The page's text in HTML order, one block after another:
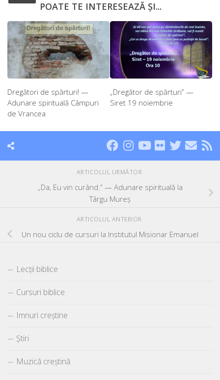
POATE TE INTERESEAZĂ ȘI...
Dregători de spărturi! —
Adunare spirituală Câmpuri
de Vrancea
„Dregător de spărturi” —
Siret 19 noiembrie
ARTICOLUL URMĂTOR
„Da, Eu vin curând.” — Adunare spirituală la
Târgu Mureș
ARTICOLUL ANTERIOR
Un nou ciclu de cursuri la Institutul Misionar Emanuel
Lecții biblice
Cursuri biblice
Imnuri creștine
Știri
Muzică creștină